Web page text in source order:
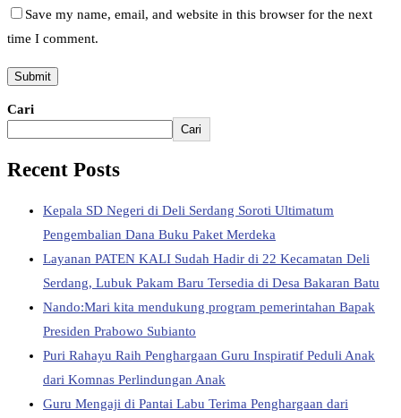
Save my name, email, and website in this browser for the next
time I comment.
Cari
Cari
Recent Posts
Kepala SD Negeri di Deli Serdang Soroti Ultimatum
Pengembalian Dana Buku Paket Merdeka
Layanan PATEN KALI Sudah Hadir di 22 Kecamatan Deli
Serdang, Lubuk Pakam Baru Tersedia di Desa Bakaran Batu
Nando:Mari kita mendukung program pemerintahan Bapak
Presiden Prabowo Subianto
Puri Rahayu Raih Penghargaan Guru Inspiratif Peduli Anak
dari Komnas Perlindungan Anak
Guru Mengaji di Pantai Labu Terima Penghargaan dari